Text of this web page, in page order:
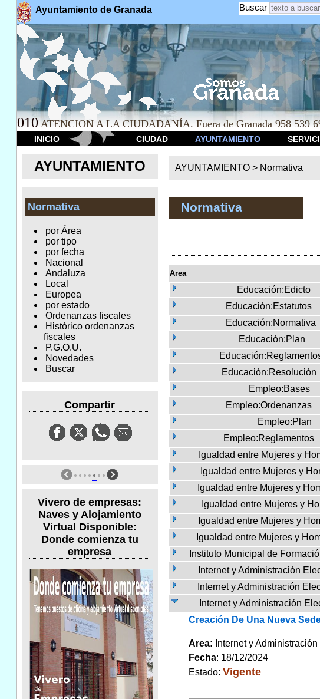
Ayuntamiento de Granada Buscar
010 ATENCION A LA CIUDADANÍA. Fuera de Granada 958 539
INICIO CIUDAD AYUNTAMIENTO
AYUNTAMIENTO
Normativa
por Área
por tipo
por fecha
Nacional
Andaluza
Local
Europea
por estado
Ordenanzas fiscales
Histórico ordenanzas
fiscales
P.G.O.U.
Novedades
Buscar
Compartir
Vivero de empresas:
Naves y Alojamiento
Virtual Disponible:
Donde comienza tu
empresa
AYUNTAMIENTO > Normativa
Normativa
Area
Educación:Edicto
Educación:Estatutos
Educación:Normativa
Educación:Plan
Educación:Resolución
Empleo:Bases
Empleo:Ordenanzas
Empleo:Plan
Empleo:Reglamentos
Igualdad entre Mujeres y
Igualdad entre Mujeres y
Igualdad entre Mujeres y
Igualdad entre Mujeres y
Igualdad entre Mujeres y
Igualdad entre Mujeres y
Instituto Municipal de
Internet y Administración
Internet y Administración
Internet y Administración
Creación De Una Nueva
Area: Internet y
Fecha: 18/12/2024
Estado: Vigente